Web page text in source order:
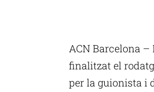
ACN Barcelona
finalitzat el
per la guionista i